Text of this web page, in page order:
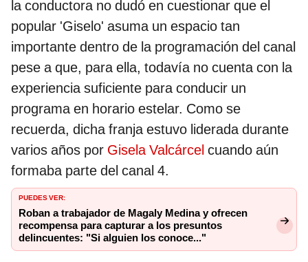
la conductora no dudó en cuestionar que el
popular 'Giselo' asuma un espacio tan
importante dentro de la programación del canal
pese a que, para ella, todavía no cuenta con la
experiencia suficiente para conducir un
programa en horario estelar. Como se
recuerda, dicha franja estuvo liderada durante
varios años por Gisela Valcárcel cuando aún
formaba parte del canal 4.
PUEDES VER:
Roban a trabajador de Magaly Medina y ofrecen
recompensa para capturar a los presuntos
delincuentes: "Si alguien los conoce..."